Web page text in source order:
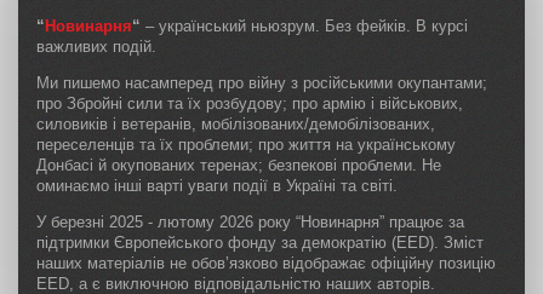
“ Новинарня“ – український ньюзрум. Без фейків. В курсі
важливих подій.
Ми пишемо насамперед про війну з російськими окупантами;
про Збройні сили та їх розбудову; про армію і військових,
силовиків і ветеранів, мобілізованих/демобілізованих,
переселенців та їх проблеми; про життя на українському
Донбасі й окупованих теренах; безпекові проблеми. Не
оминаємо інші варті уваги події в Україні та світі.
У березні 2025 - лютому 2026 року “Новинарня” працює за
підтримки Європейського фонду за демократію (EED). Зміст
наших матеріалів не обов’язково відображає офіційну позицію
EED, а є виключною відповідальністю наших авторів.